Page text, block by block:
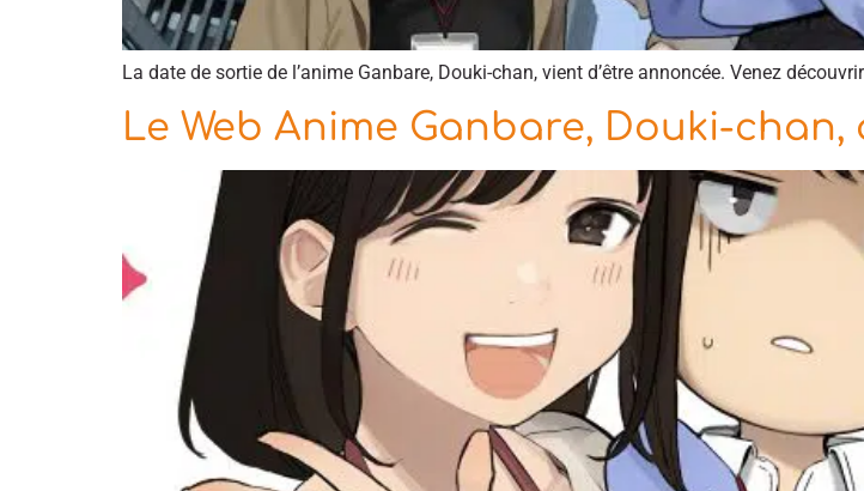
La date de sortie de l’anime Ganbare, Douki-chan, vient d’être annoncée. Venez
Le Web Anime Ganbare, Douki-